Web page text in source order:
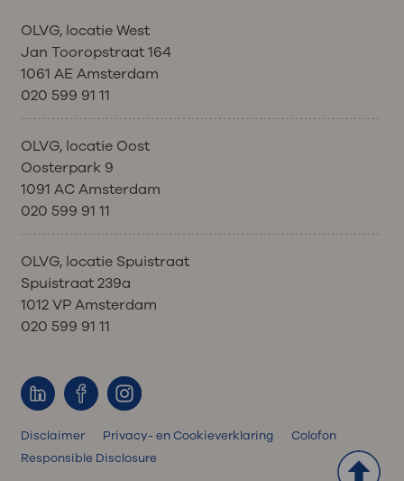
OLVG, locatie West
Jan Tooropstraat 164
1061 AE Amsterdam
020 599 91 11
OLVG, locatie Oost
Oosterpark 9
1091 AC Amsterdam
020 599 91 11
OLVG, locatie Spuistraat
Spuistraat 239a
1012 VP Amsterdam
020 599 91 11
Disclaimer Privacy- en Cookieverklaring
Colofon
Responsible Disclosure